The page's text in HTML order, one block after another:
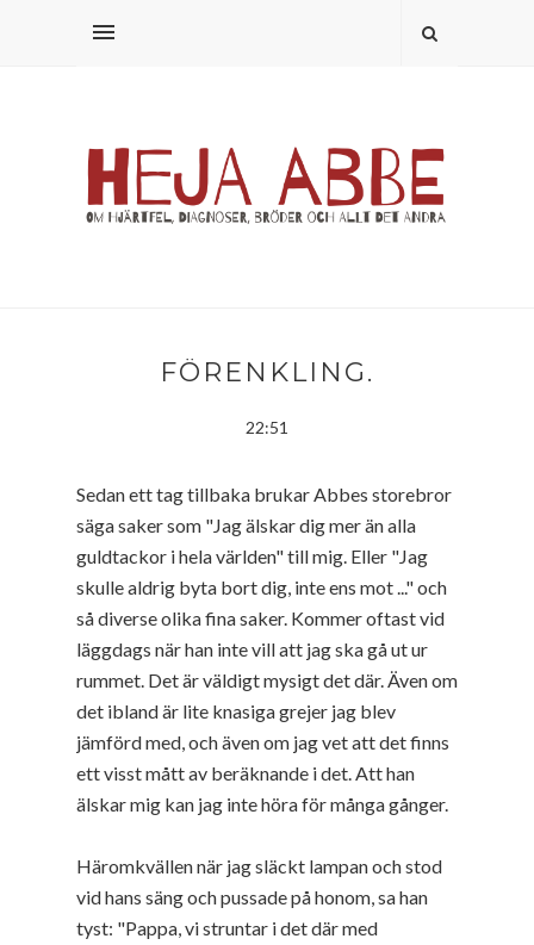
FÖRENKLING.
22:51
Sedan ett tag tillbaka brukar Abbes storebror
säga saker som "Jag älskar dig mer än alla
guldtackor i hela världen" till mig. Eller "Jag
skulle aldrig byta bort dig, inte ens mot ..." och
så diverse olika fina saker. Kommer oftast vid
läggdags när han inte vill att jag ska gå ut ur
rummet. Det är väldigt mysigt det där. Även om
det ibland är lite knasiga grejer jag blev
jämförd med, och även om jag vet att det finns
ett visst mått av beräknande i det. Att han
älskar mig kan jag inte höra för många gånger.
Häromkvällen när jag släckt lampan och stod
vid hans säng och pussade på honom, sa han
tyst: "Pappa, vi struntar i det där med